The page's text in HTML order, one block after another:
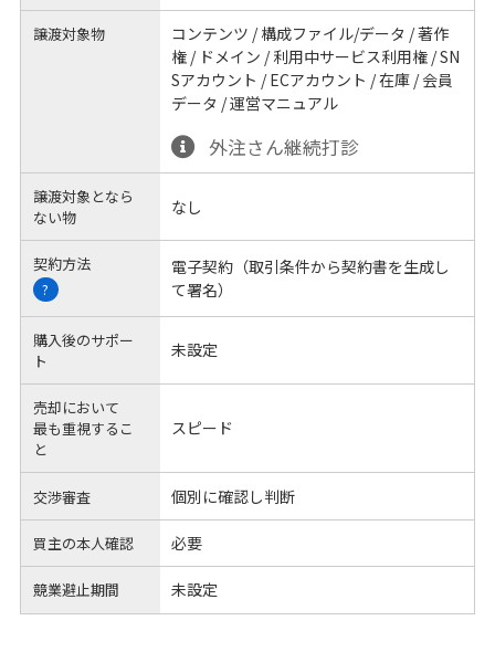
譲渡対象物
コンテンツ / 構成ファイル/データ / 著作
権 / ドメイン / 利用中サービス利用権 / SN
Sアカウント / ECアカウント / 在庫 / 会員
データ / 運営マニュアル
外注さん継続打診
譲渡対象となら
ない物
なし
契約方法
?
電子契約（取引条件から契約書を生成し
て署名）
購入後のサポー
ト
未設定
売却において
最も重視するこ
と
スピード
交渉審査 個別に確認し判断
買主の本人確認 必要
競業避止期間 未設定